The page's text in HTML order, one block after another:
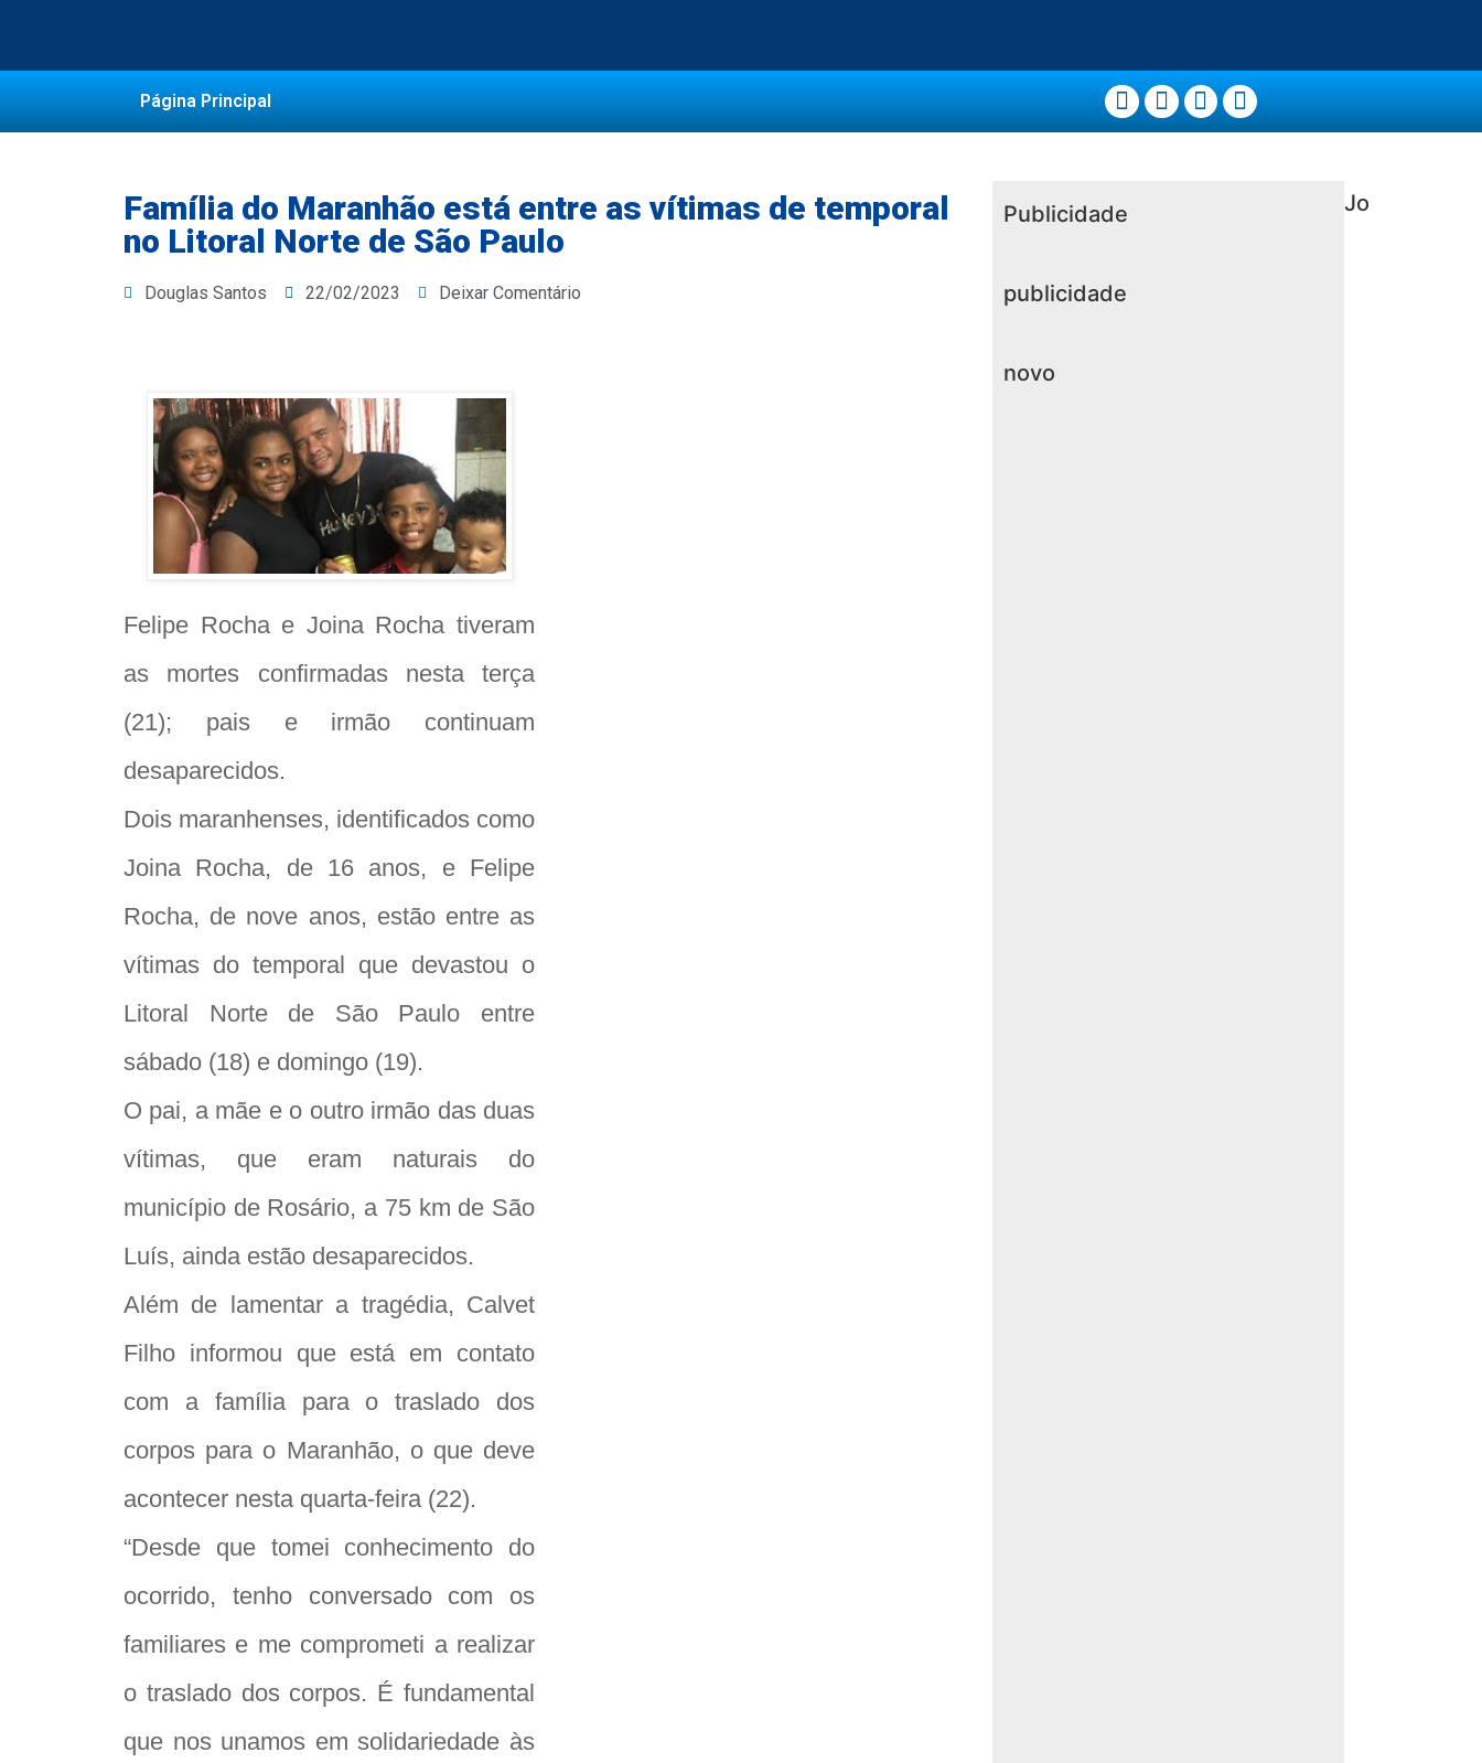
Página Principal
Família do Maranhão está entre as vítimas de temporal
no Litoral Norte de São Paulo
Douglas Santos 22/02/2023 Deixar Comentário
Felipe Rocha e Joina Rocha tiveram
as mortes confirmadas nesta terça
(21); pais e irmão continuam
desaparecidos.
Dois maranhenses, identificados como
Joina Rocha, de 16 anos, e Felipe
Rocha, de nove anos, estão entre as
vítimas do temporal que devastou o
Litoral Norte de São Paulo entre
sábado (18) e domingo (19).
O pai, a mãe e o outro irmão das duas
vítimas, que eram naturais do
município de Rosário, a 75 km de São
Luís, ainda estão desaparecidos.
Além de lamentar a tragédia, Calvet
Filho informou que está em contato
com a família para o traslado dos
corpos para o Maranhão, o que deve
acontecer nesta quarta-feira (22).
“Desde que tomei conhecimento do
ocorrido, tenho conversado com os
familiares e me comprometi a realizar
o traslado dos corpos. É fundamental
que nos unamos em solidariedade às
Publicidade
publicidade
novo
Jo